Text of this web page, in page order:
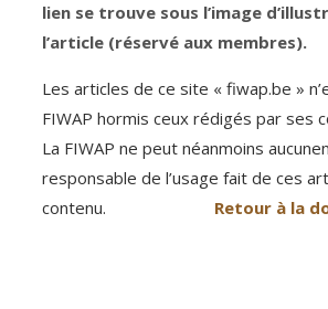
lien se trouve sous l’image
l’article (réservé aux membres).
Les articles de ce site « fiwap.be »
FIWAP hormis ceux rédigés par ses
La FIWAP ne peut néanmoins
responsable de l’usage fait de ces
contenu.
Retour à la